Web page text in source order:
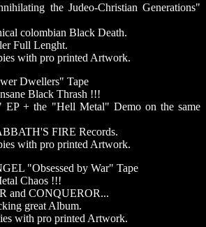
the Judeo-Christian Generations"
colombian Black Death.
Full Lenght.
with pro printed Artwork.
Dwellers" Tape
Black Thrash !!!
EP + the "Hell Metal" Demo on the same
FIRE Records.
with pro printed Artwork.
"Obsessed by War" Tape
Chaos !!!
and CONQUEROR...
great Album.
with pro printed Artwork.